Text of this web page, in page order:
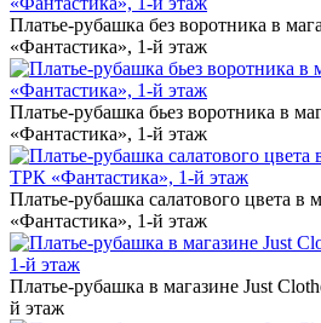
Платье-рубашка без воротника в
«Фантастика», 1-й этаж
Платье-рубашка бьез воротника в
«Фантастика», 1-й этаж
Платье-рубашка салатового цвета в
«Фантастика», 1-й этаж
Платье-рубашка в магазине Just
й этаж